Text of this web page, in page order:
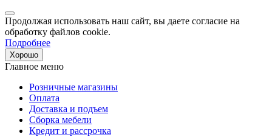
Продолжая использовать наш сайт, вы даете согласие на
обработку файлов cookie.
Подробнее
Хорошо
Главное меню
Розничные магазины
Оплата
Доставка и подъем
Сборка мебели
Кредит и рассрочка